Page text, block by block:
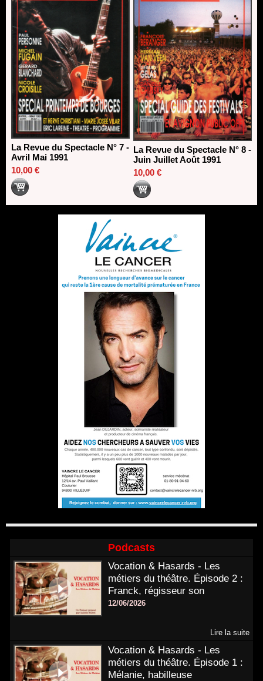
La Revue du Spectacle N° 7 -
Avril Mai 1991
10,00 €
La Revue du Spectacle N° 8 -
Juin Juillet Août 1991
10,00 €
Podcasts
Vocation & Hasards - Les
métiers du théâtre. Épisode 2 :
Franck, régisseur son
12/06/2026
Lire la suite
Vocation & Hasards - Les
métiers du théâtre. Épisode 1 :
Mélanie, habilleuse